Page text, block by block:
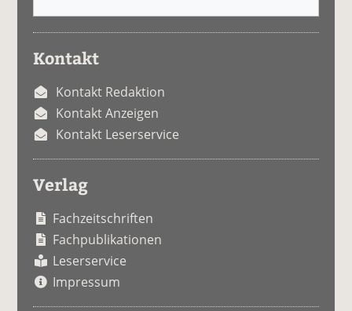
Kontakt
Kontakt Redaktion
Kontakt Anzeigen
Kontakt Leserservice
Verlag
Fachzeitschriften
Fachpublikationen
Leserservice
Impressum